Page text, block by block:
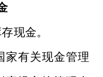
现金。
家有关现金管理